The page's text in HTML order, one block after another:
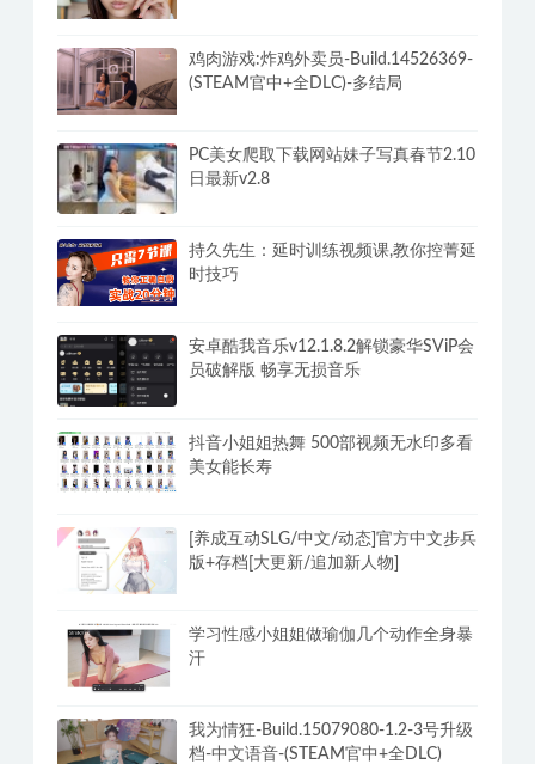
鸡肉游戏:炸鸡外卖员-Build.14526369-
(STEAM官中+全DLC)-多结局
PC美女爬取下载网站妹子写真春节2.10
日最新v2.8
持久先生：延时训练视频课,教你控菁延
时技巧
安卓酷我音乐v12.1.8.2解锁豪华SViP会
员破解版 畅享无损音乐
抖音小姐姐热舞 500部视频无水印多看
美女能长寿
[养成互动SLG/中文/动态]官方中文步兵
版+存档[大更新/追加新人物]
学习性感小姐姐做瑜伽几个动作全身暴
汗
我为情狂-Build.15079080-1.2-3号升级
档-中文语音-(STEAM官中+全DLC)